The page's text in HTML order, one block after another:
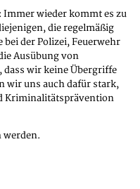
wieder kommt es zu
die regelmäßig
der Polizei, Feuerwehr
Ausübung von
wir keine Übergriffe
wir uns auch dafür stark,
Kriminalitätsprävention
werden.